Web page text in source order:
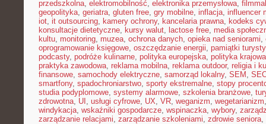
przedszkolna, elektromobilność, elektronika przemysłowa,
geopolityka, geriatra, gluten free, gry mobilne, inflacja, influencer
iot, it outsourcing, kamery ochrony, kancelaria prawna, kodeks
konsultacje dietetyczne, kursy walut, lactose free, media
kultu, monitoring, muzea, ochrona danych, opieka nad seniorami,
oprogramowanie księgowe, oszczędzanie energii, pamiątki
podcasty, podróże kulinarne, polityka europejska, polityka krajowa
praktyka zawodowa, reklama mobilna, reklama outdoor, religia i
finansowe, samochody elektryczne, samorząd lokalny, SEM ,
smartfony, spadochroniarstwo, sporty ekstremalne, stopy
studia podyplomowe, systemy alarmowe, szkolenia branżowe,
zdrowotna, UI , usługi cyfrowe, UX, VR, weganizm, wegetarianizm
windykacja, wskaźniki gospodarcze, wspinaczka, wybory,
zarządzanie relacjami, zarządzanie szkoleniami, zdrowie seniora,